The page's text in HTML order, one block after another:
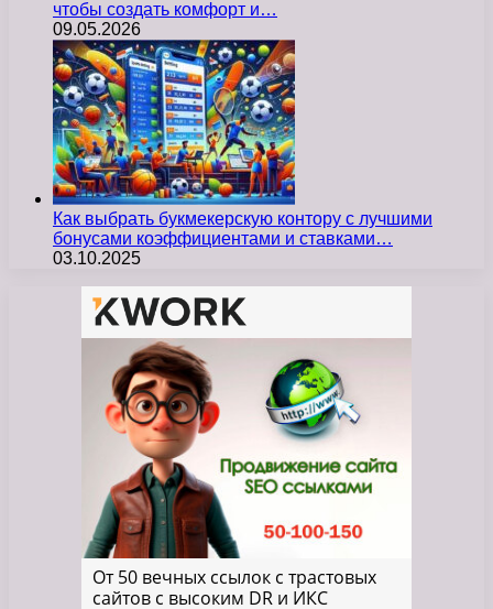
чтобы создать комфорт и…
09.05.2026
Как выбрать букмекерскую контору с лучшими
бонусами коэффициентами и ставками…
03.10.2025